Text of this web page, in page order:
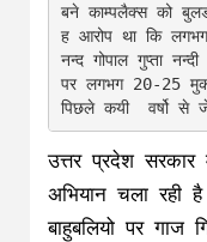
बने काम्पलैक्स को
ह आरोप था कि लगभग
नन्द गोपाल गुप्ता
पर लगभग 20-25
उत्तर प्रदेश सरकार
अभियान चला रही
बाहुबलियो पर